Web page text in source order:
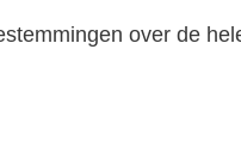
over de